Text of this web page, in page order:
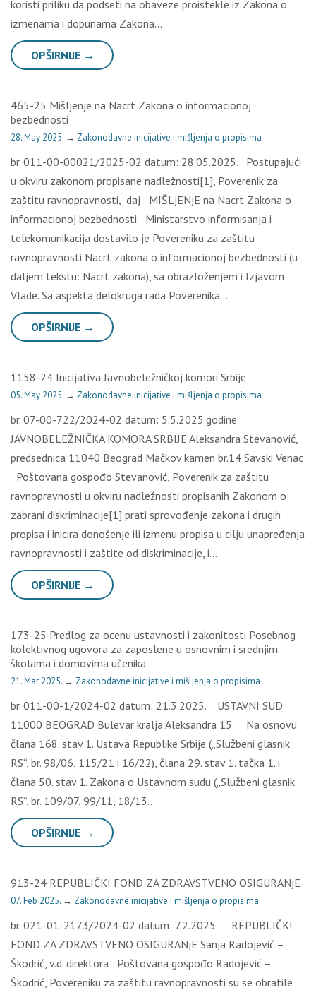
koristi priliku da podseti na obaveze proistekle iz Zakona o
izmenama i dopunama Zakona…
OPŠIRNIJE →
465-25 Mišljenje na Nacrt Zakona o informacionoj
bezbednosti
28. May 2025. → Zakonodavne inicijative i mišljenja o propisima
br. 011-00-00021/2025-02 datum: 28.05.2025. Postupajući
u okviru zakonom propisane nadležnosti[1], Poverenik za
zaštitu ravnopravnosti, daj MIŠLjENjE na Nacrt Zakona o
informacionoj bezbednosti Ministarstvo informisanja i
telekomunikacija dostavilo je Povereniku za zaštitu
ravnopravnosti Nacrt zakona o informacionoj bezbednosti (u
daljem tekstu: Nacrt zakona), sa obrazloženjem i Izjavom
Vlade. Sa aspekta delokruga rada Poverenika…
OPŠIRNIJE →
1158-24 Inicijativa Javnobeležničkoj komori Srbije
05. May 2025. → Zakonodavne inicijative i mišljenja o propisima
br. 07-00-722/2024-02 datum: 5.5.2025.godine
JAVNOBELEŽNIČKA KOMORA SRBIJE Aleksandra Stevanović,
predsednica 11040 Beograd Mačkov kamen br.14 Savski Venac
Poštovana gospođo Stevanović, Poverenik za zaštitu
ravnopravnosti u okviru nadležnosti propisanih Zakonom o
zabrani diskriminacije[1] prati sprovođenje zakona i drugih
propisa i inicira donošenje ili izmenu propisa u cilju unapređenja
ravnopravnosti i zaštite od diskriminacije, i…
OPŠIRNIJE →
173-25 Predlog za ocenu ustavnosti i zakonitosti Posebnog
kolektivnog ugovora za zaposlene u osnovnim i srednjim
školama i domovima učenika
21. Mar 2025. → Zakonodavne inicijative i mišljenja o propisima
br. 011-00-1/2024-02 datum: 21.3.2025. USTAVNI SUD
11000 BEOGRAD Bulevar kralja Aleksandra 15 Na osnovu
člana 168. stav 1. Ustava Republike Srbije („Službeni glasnik
RS“, br. 98/06, 115/21 i 16/22), člana 29. stav 1. tačka 1. i
člana 50. stav 1. Zakona o Ustavnom sudu („Službeni glasnik
RS“, br. 109/07, 99/11, 18/13…
OPŠIRNIJE →
913-24 REPUBLIČKI FOND ZA ZDRAVSTVENO OSIGURANjE
07. Feb 2025. → Zakonodavne inicijative i mišljenja o propisima
br. 021-01-2173/2024-02 datum: 7.2.2025. REPUBLIČKI
FOND ZA ZDRAVSTVENO OSIGURANjE Sanja Radojević –
Škodrić, v.d. direktora Poštovana gospođo Radojević –
Škodrić, Povereniku za zaštitu ravnopravnosti su se obratile